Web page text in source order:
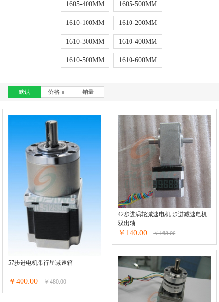
1605-400MM 1605-500MM
1610-100MM 1610-200MM
1610-300MM 1610-400MM
1610-500MM 1610-600MM
默认 价格 销量
57步进电机带行星减速箱
￥400.00 ￥480.00
42步进涡轮减速电机 步进减速电机
双出轴
￥140.00 ￥168.00